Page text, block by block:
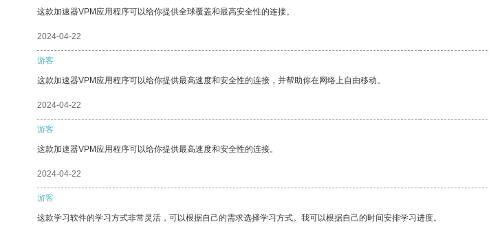
这款加速器VPM应用程序可以给你提供全球覆盖和最高安全性的连接。
2024-04-22
游客
这款加速器VPM应用程序可以给你提供最高速度和安全性的连接，并帮助你在网络上自由移动。
2024-04-22
游客
这款加速器VPM应用程序可以给你提供最高速度和安全性的连接。
2024-04-22
游客
这款学习软件的学习方式非常灵活，可以根据自己的需求选择学习方式。我可以根据自己的时间安排学习进度。